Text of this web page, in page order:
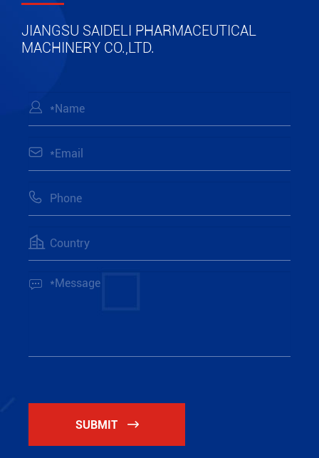
JIANGSU SAIDELI PHARMACEUTICAL
MACHINERY CO.,LTD.





SUBMIT 